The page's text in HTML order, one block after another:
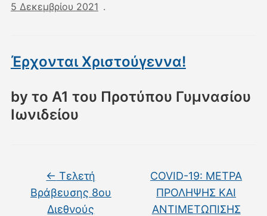
5 Δεκεμβρίου 2021 .
Έρχονται Χριστούγεννα!
by το Α1 του Προτύπου Γυμνασίου
Ιωνιδείου
← Tελετή
Βράβευσης 8ου
Διεθνούς
COVID-19: ΜΕΤΡΑ
ΠΡΟΛΗΨΗΣ ΚΑΙ
ΑΝΤΙΜΕΤΩΠΙΣΗΣ